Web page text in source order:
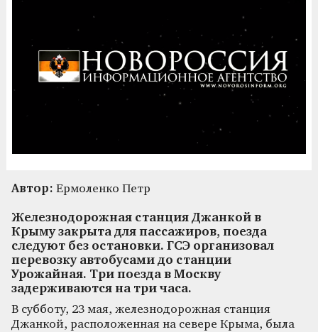
Автор: Ермоленко Петр
Железнодорожная станция Джанкой в
Крыму закрыта для пассажиров, поезда
следуют без остановки. ГСЭ организовал
перевозку автобусами до станции
Урожайная. Три поезда в Москву
задерживаются на три часа.
В субботу, 23 мая, железнодорожная станция
Джанкой, расположенная на севере Крыма, была